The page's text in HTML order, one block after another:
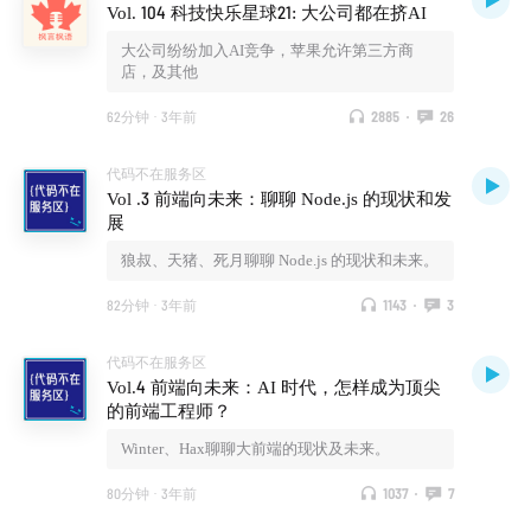
Vol. 104 科技快乐星球21: 大公司都在挤AI
大公司纷纷加入AI竞争，苹果允许第三方商
店，及其他
62分钟 · 3年前 2885 · 26
代码不在服务区
Vol .3 前端向未来：聊聊 Node.js 的现状和发
展
狼叔、天猪、死月聊聊 Node.js 的现状和未来。
82分钟 · 3年前 1143 · 3
代码不在服务区
Vol.4 前端向未来：AI 时代，怎样成为顶尖
的前端工程师？
Winter、Hax聊聊大前端的现状及未来。
80分钟 · 3年前 1037 · 7